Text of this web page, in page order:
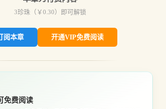
3珍珠（￥ 0.30）即可解锁
阅本章 开通VIP免费阅读
免费阅读